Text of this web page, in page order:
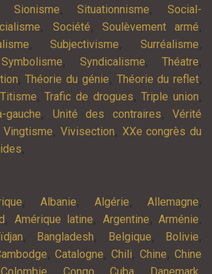
Sionisme,Situationnisme,Social-
, Société, Soulèvement armé,
,Subjectivisme,Surréalisme,
Symbolisme, Syndicalisme,Théatre,
,Théorie du génie, Théorie du reflet,
Titisme,Trafic de drogues,Triple union,
gauche, Unité des contraires,Vérité
Vingtisme,Vivisection, XXe congrès du
,
, Albanie, Algérie, Allemagne,
, Amérique latine, Argentine, Arménie,
, Bangladesh, Belgique, Bolivie,
, Catalogne, Chili, Chine, Chine